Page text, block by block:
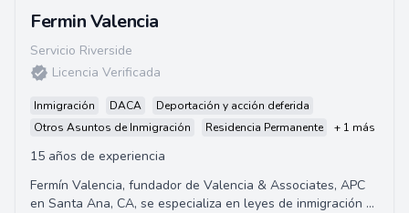
Fermin Valencia
Servicio Riverside
Licencia Verificada
Inmigración DACA
Deportación y acción deferida
Otros Asuntos de Inmigración
Residencia Permanente + 1 más
15 años de experiencia
Fermín Valencia, fundador de Valencia & Associates, APC
en Santa Ana, CA, se especializa en leyes de inmigración y